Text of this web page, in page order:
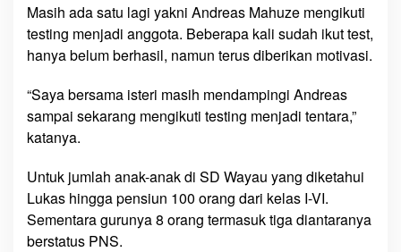
Masih ada satu lagi yakni Andreas Mahuze mengikuti
testing menjadi anggota. Beberapa kali sudah ikut test,
hanya belum berhasil, namun terus diberikan motivasi.
“Saya bersama isteri masih mendampingi Andreas
sampai sekarang mengikuti testing menjadi tentara,”
katanya.
Untuk jumlah anak-anak di SD Wayau yang diketahui
Lukas hingga pensiun 100 orang dari kelas I-VI.
Sementara gurunya 8 orang termasuk tiga diantaranya
berstatus PNS.